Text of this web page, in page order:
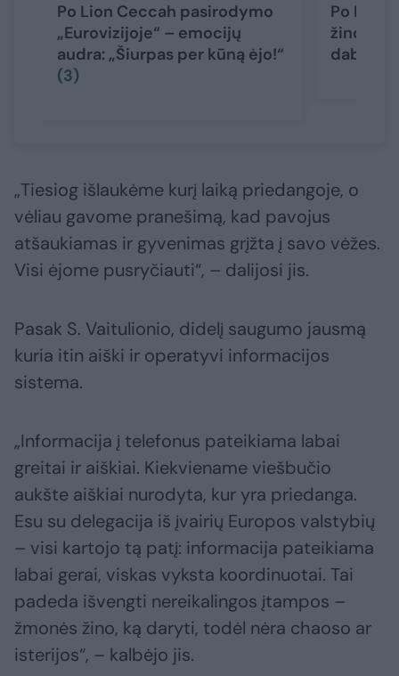
Po Lion Ceccah pasirodymo
„Eurovizijoje“ – emocijų
audra: „Šiurpas per kūną ėjo!“
(3)
Po RC
žinomų
dabar
„Tiesiog išlaukėme kurį laiką priedangoje, o
vėliau gavome pranešimą, kad pavojus
atšaukiamas ir gyvenimas grįžta į savo vėžes.
Visi ėjome pusryčiauti“, – dalijosi jis.
Pasak S. Vaitulionio, didelį saugumo jausmą
kuria itin aiški ir operatyvi informacijos
sistema.
„Informacija į telefonus pateikiama labai
greitai ir aiškiai. Kiekviename viešbučio
aukšte aiškiai nurodyta, kur yra priedanga.
Esu su delegacija iš įvairių Europos valstybių
– visi kartojo tą patį: informacija pateikiama
labai gerai, viskas vyksta koordinuotai. Tai
padeda išvengti nereikalingos įtampos –
žmonės žino, ką daryti, todėl nėra chaoso ar
isterijos“, – kalbėjo jis.